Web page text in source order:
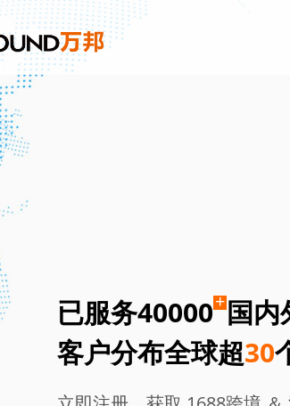
已服务40000+国内
客户分布全球超30